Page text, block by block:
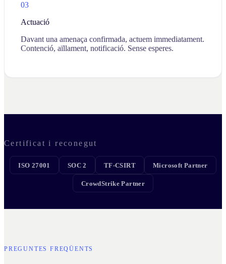
03
Actuació
Davant una amenaça confirmada, actuem immediatament.
Contenció, aïllament, notificació. Sense esperes.
Certificat i reconegut
ISO 27001 SOC 2 TF-CSIRT Microsoft Partner
CrowdStrike Partner
PREGUNTES FREQÜENTS